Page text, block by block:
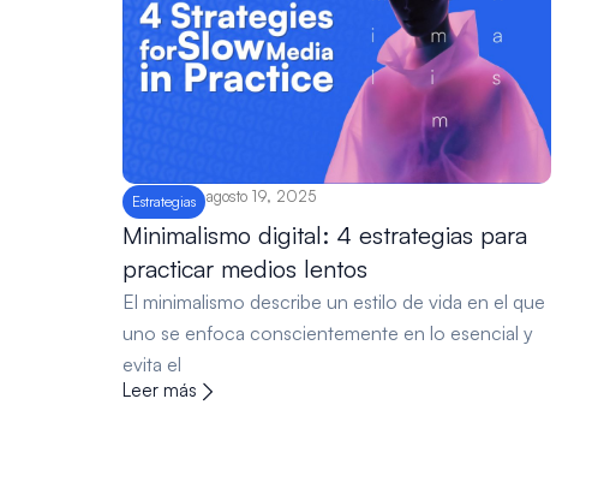
Estrategias agosto 19, 2025
Minimalismo digital: 4 estrategias para
practicar medios lentos
El minimalismo describe un estilo de vida en el que
uno se enfoca conscientemente en lo esencial y
evita el
Leer más